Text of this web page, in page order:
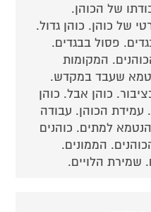
של הכוהן.
של כוהן. כוהן גדול.
פסול בבגדים.
המקומות
טמא שעבד במקדש.
כוהן אבל. כוהן
הכוהן. עבודה
למתים. כוהנים
הממונים.
שמירת הלויים.